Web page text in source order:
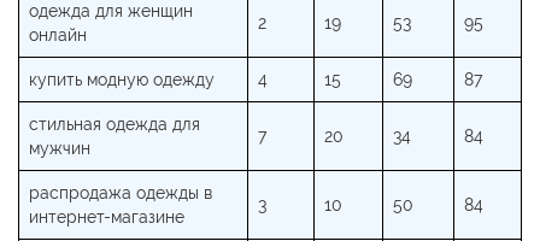
одежда для женщин
онлайн
2 19 53 95
купить модную одежду 4 15 69 87
стильная одежда для
мужчин
7 20 34 84
распродажа одежды в
интернет-магазине
3 10 50 84